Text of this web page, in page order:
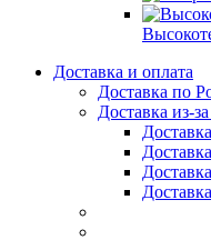
Доставка и оплата
Доставка по
Доставка из-